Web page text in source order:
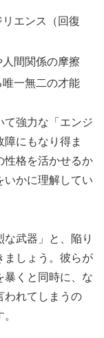
エンス（回復
間関係の摩擦
一無二の才能
て強力な「エンジ
にもなり得ま
性格を活かせるか
いかに理解してい
武器」と、陥り
ましょう。彼らが
暴くと同時に、な
れてしまうの